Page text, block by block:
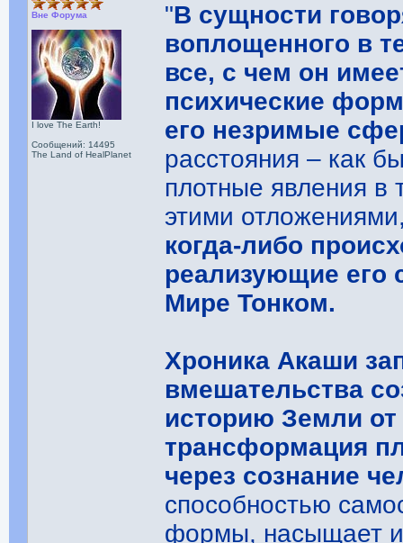
Вне Форума
I love The Earth!
Сообщений: 14495
The Land of HealPlanet
"В сущности
воплощенного в
все, с чем он
психические
его незримые
расстояния – как
плотные явления в
этими
когда-либо
реализующие его
Мире Тонком.
Хроника Акаши
вмешательства
историю Земли
трансформация
через сознание
способностью
формы, насыщает